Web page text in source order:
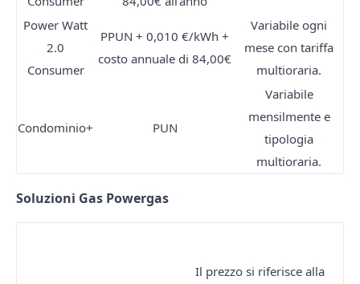
Power Watt
2.0
Consumer
PPUN + 0,010 €/kWh +
costo annuale di 84,00€
Variabile ogni
mese con tariffa
multioraria.
Condominio+ PUN
Variabile
mensilmente e
tipologia
multioraria.
Soluzioni Gas Powergas
Il prezzo si riferisce alla